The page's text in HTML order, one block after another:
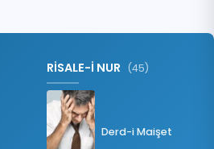
RİSALE-İ NUR (45)
Derd-i Maişet